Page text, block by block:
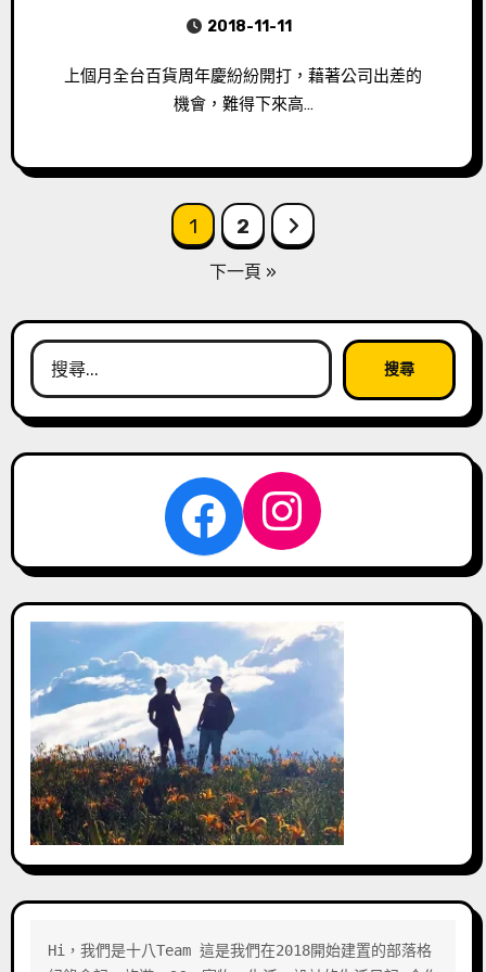
2018-11-11
上個月全台百貨周年慶紛紛開打，藉著公司出差的
機會，難得下來高…
導
覽
1 2
下一頁 »
搜
尋
關
Facebook
Hi，我們是十八Team 這是我們在2018開始建置的部落格